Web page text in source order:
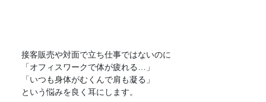
接客販売や対面で立ち仕事ではないのに
「オフィスワークで体が疲れる…」
「いつも身体がむくんで肩も凝る」
という悩みを良く耳にします。